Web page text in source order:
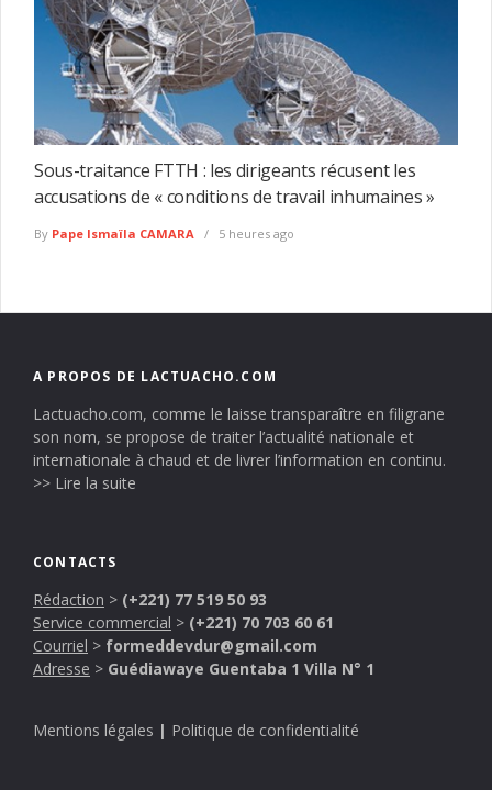
Sous-traitance FTTH : les dirigeants récusent les
accusations de « conditions de travail inhumaines »
By Pape Ismaïla CAMARA 5 heures ago
A PROPOS DE LACTUACHO.COM
Lactuacho.com, comme le laisse transparaître en filigrane
son nom, se propose de traiter l’actualité nationale et
internationale à chaud et de livrer l’information en continu.
>> Lire la suite
CONTACTS
Rédaction > (+221) 77 519 50 93
Service commercial > (+221) 70 703 60 61
Courriel > formeddevdur@gmail.com
Adresse > Guédiawaye Guentaba 1 Villa N° 1
Mentions légales | Politique de confidentialité